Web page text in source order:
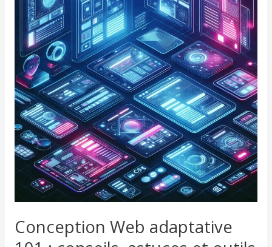
Conception Web adaptative
101
conseils,
astuces
et
outils